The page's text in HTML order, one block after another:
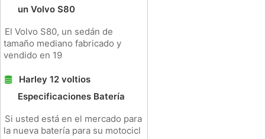
un Volvo S80
El Volvo S80, un sedán de
tamaño mediano fabricado y
vendido en 19
Harley 12 voltios
Especificaciones Batería
Si usted está en el mercado para
la nueva batería para su motocicl